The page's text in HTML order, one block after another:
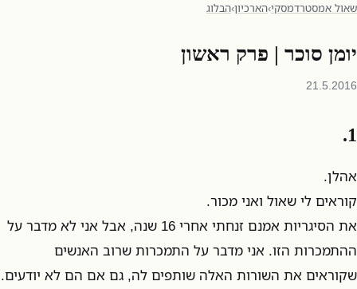
שאול אמסטרדמסקי›הארכיון›הבלוג
יומן סוכר | פרק ראשון
21.5.2016
1.
אהלן.
קוראים לי שאול ואני מכור.
את הסיגריות אמנם זנחתי אחרי 16 שנה, אבל אני לא מדבר על
ההתמכרות הזו. אני מדבר על התמכרות שרוב האנשים
שקוראים את השורות האלה שותפים לה, גם אם הם לא יודעים.